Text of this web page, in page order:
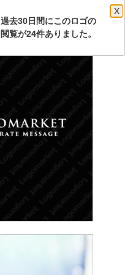
過去30日間にこのロゴの
X
閲覧が24件ありました。